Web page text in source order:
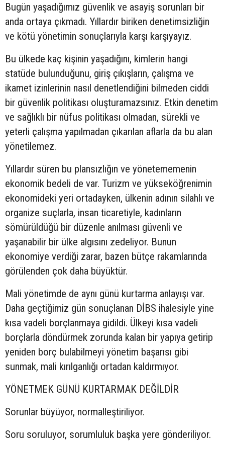
Bugün yaşadığımız güvenlik ve asayiş sorunları bir
anda ortaya çıkmadı. Yıllardır biriken denetimsizliğin
ve kötü yönetimin sonuçlarıyla karşı karşıyayız.
Bu ülkede kaç kişinin yaşadığını, kimlerin hangi
statüde bulunduğunu, giriş çıkışların, çalışma ve
ikamet izinlerinin nasıl denetlendiğini bilmeden ciddi
bir güvenlik politikası oluşturamazsınız. Etkin denetim
ve sağlıklı bir nüfus politikası olmadan, sürekli ve
yeterli çalışma yapılmadan çıkarılan aflarla da bu alan
yönetilemez.
Yıllardır süren bu plansızlığın ve yönetememenin
ekonomik bedeli de var. Turizm ve yükseköğrenimin
ekonomideki yeri ortadayken, ülkenin adının silahlı ve
organize suçlarla, insan ticaretiyle, kadınların
sömürüldüğü bir düzenle anılması güvenli ve
yaşanabilir bir ülke algısını zedeliyor. Bunun
ekonomiye verdiği zarar, bazen bütçe rakamlarında
görülenden çok daha büyüktür.
Mali yönetimde de aynı günü kurtarma anlayışı var.
Daha geçtiğimiz gün sonuçlanan DİBS ihalesiyle yine
kısa vadeli borçlanmaya gidildi. Ülkeyi kısa vadeli
borçlarla döndürmek zorunda kalan bir yapıya getirip
yeniden borç bulabilmeyi yönetim başarısı gibi
sunmak, mali kırılganlığı ortadan kaldırmıyor.
YÖNETMEK GÜNÜ KURTARMAK DEĞİLDİR
Sorunlar büyüyor, normalleştiriliyor.
Soru soruluyor, sorumluluk başka yere gönderiliyor.